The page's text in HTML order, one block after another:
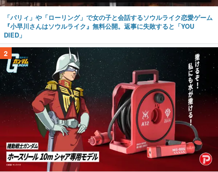
「パリィ」や「ローリング」で女の子と会話するソウルライク恋愛ゲーム
『小早川さんはソウルライク』無料公開。返事に失敗すると「YOU
DIED」
2